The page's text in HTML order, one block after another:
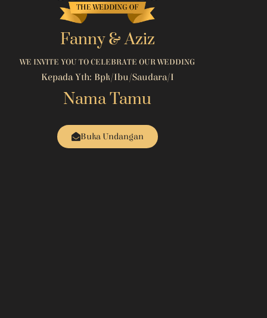
Fanny & Aziz
WE INVITE YOU TO CELEBRATE OUR WEDDING
Kepada Yth: Bpk/Ibu/Saudara/i
Nama Tamu
Buka Undangan